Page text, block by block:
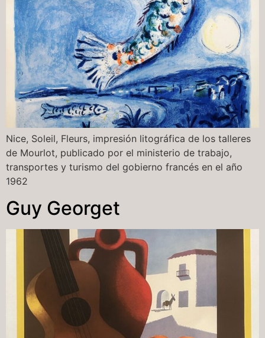
Nice, Soleil, Fleurs, impresión litográfica de los talleres
de Mourlot, publicado por el ministerio de trabajo,
transportes y turismo del gobierno francés en el año
1962
Guy Georget